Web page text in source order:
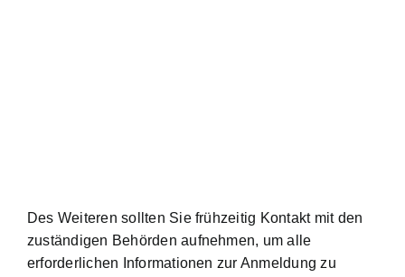
Des Weiteren sollten Sie frühzeitig Kontakt mit den
zuständigen Behörden aufnehmen, um alle
erforderlichen Informationen zur Anmeldung zu